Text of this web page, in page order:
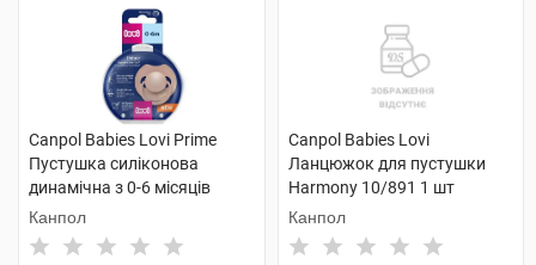
Canpol Babies Lovi Prime
Пустушка силіконова
динамічна з 0-6 місяців
34/405 1 шт
Канпол
Canpol Babies Lovi
Ланцюжок для пустушки
Harmony 10/891 1 шт
Канпол